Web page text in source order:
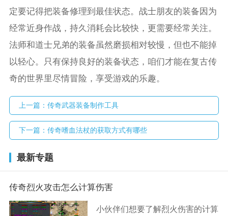
定要记得把装备修理到最佳状态。战士朋友的装备因为
经常近身作战，持久消耗会比较快，更需要经常关注。
法师和道士兄弟的装备虽然磨损相对较慢，但也不能掉
以轻心。只有保持良好的装备状态，咱们才能在复古传
奇的世界里尽情冒险，享受游戏的乐趣。
上一篇： 传奇武器装备制作工具
下一篇： 传奇嗜血法杖的获取方式有哪些
最新专题
传奇烈火攻击怎么计算伤害
小伙伴们想要了解烈火伤害的计算